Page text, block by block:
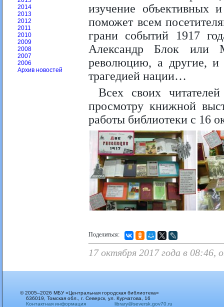
2014
2013
2012
2011
2010
2009
2008
2007
2006
Архив новостей
изучение объективных
поможет всем
грани событий 1917
Александр Блок или
революцию, а другие,
трагедией нации…
Всех своих
просмотру книжной
работы библиотеки с 16
Поделиться:
17 октября 2017 года в
© 2005–2026 МБУ «Центральная городская библиотека»
636019, Томская обл., г. Северск, ул. Курчатова, 16
Контактная информация
library@seversk.gov70.ru